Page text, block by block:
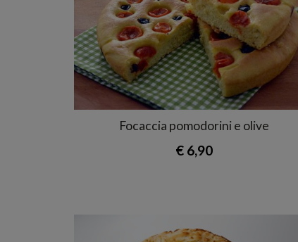
Focaccia pomodorini e olive
€ 6,90